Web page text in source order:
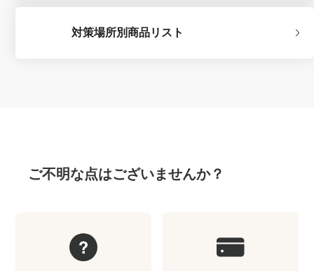
対策場所別商品リスト
ご不明な点はございませんか？